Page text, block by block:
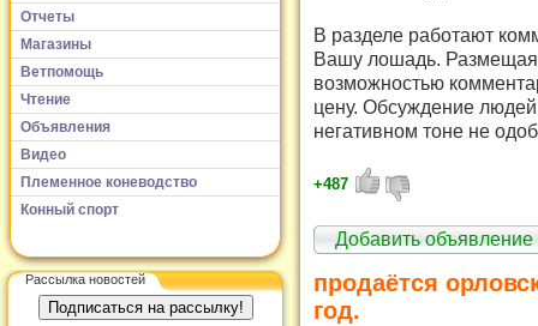
Отчеты
Магазины
Ветпомощь
Чтение
Объявления
Видео
Племенное коневодство
Конный спорт
Рассылка новостей
В разделе работают
Вашу лошадь. Размещая
возможностью
цену. Обсуждение
негативном тоне не
+487
Добавить объявление
продаётся
год.